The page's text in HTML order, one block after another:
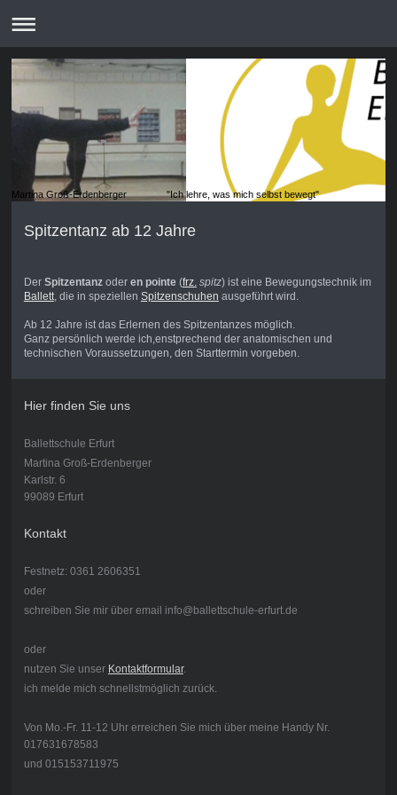
Martina Groß-Erdenberger "Ich lehre, was mich selbst bewegt"
Spitzentanz ab 12 Jahre
Der Spitzentanzoder en pointe(frz. spitz) ist eine Bewegungstechnik im
Ballett, die in speziellen Spitzenschuhen ausgeführt wird.
Ab 12 Jahre ist das Erlernen des Spitzentanzes möglich.
Ganz persönlich werde ich,enstprechend der anatomischen und
technischen Voraussetzungen, den Starttermin vorgeben.
Hier finden Sie uns
Ballettschule Erfurt
Martina Groß-Erdenberger
Karlstr. 6
99089 Erfurt
Kontakt
Festnetz: 0361 2606351
oder
schreiben Sie mir über email info@ballettschule-erfurt.de
oder
nutzen Sie unser Kontaktformular.
ich melde mich schnellstmöglich zurück.
Von Mo.-Fr. 11-12 Uhr erreichen Sie mich über meine Handy Nr.
017631678583
und 015153711975